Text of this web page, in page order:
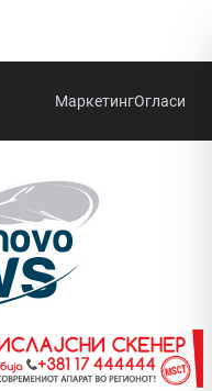
МаркетингОгласи